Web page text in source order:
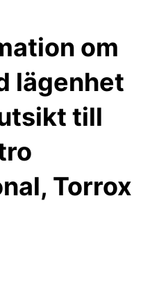
om
lägenhet
till
Torrox